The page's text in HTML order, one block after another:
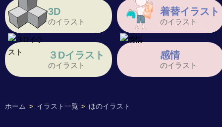
ホーム > イラスト一覧 > ほのイラスト
3D
のイラスト
着替イラスト
のイラスト
３Dイラスト
のイラスト
感情
のイラスト